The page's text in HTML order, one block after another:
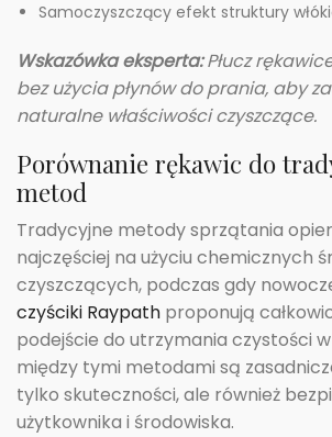
Samoczyszczący efekt struktury
Wskazówka eksperta: Płucz
bez użycia płynów do prania, aby
naturalne właściwości czyszczące.
Porównanie rękawic do
metod
Tradycyjne metody sprzątania
najczęściej na użyciu chemicznych
czyszczących, podczas gdy
czyściki Raypath proponują
podejście do utrzymania czystości
między tymi metodami są
tylko skuteczności, ale również
użytkownika i środowiska.